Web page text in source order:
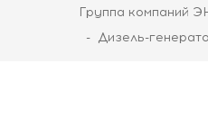
Группа компаний
- Дизель-